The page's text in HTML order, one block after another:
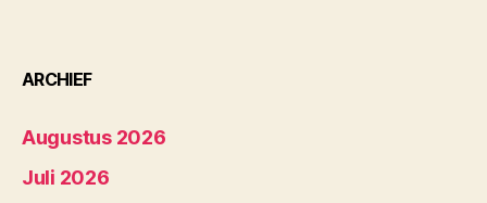
ARCHIEF
Augustus 2026
Juli 2026